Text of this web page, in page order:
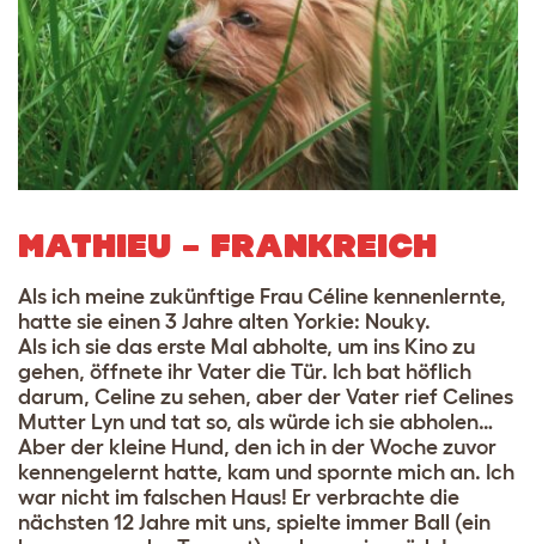
MATHIEU – FRANKREICH
Als ich meine zukünftige Frau Céline kennenlernte,
hatte sie einen 3 Jahre alten Yorkie: Nouky.
Als ich sie das erste Mal abholte, um ins Kino zu
gehen, öffnete ihr Vater die Tür. Ich bat höflich
darum, Celine zu sehen, aber der Vater rief Celines
Mutter Lyn und tat so, als würde ich sie abholen…
Aber der kleine Hund, den ich in der Woche zuvor
kennengelernt hatte, kam und spornte mich an. Ich
war nicht im falschen Haus! Er verbrachte die
nächsten 12 Jahre mit uns, spielte immer Ball (ein